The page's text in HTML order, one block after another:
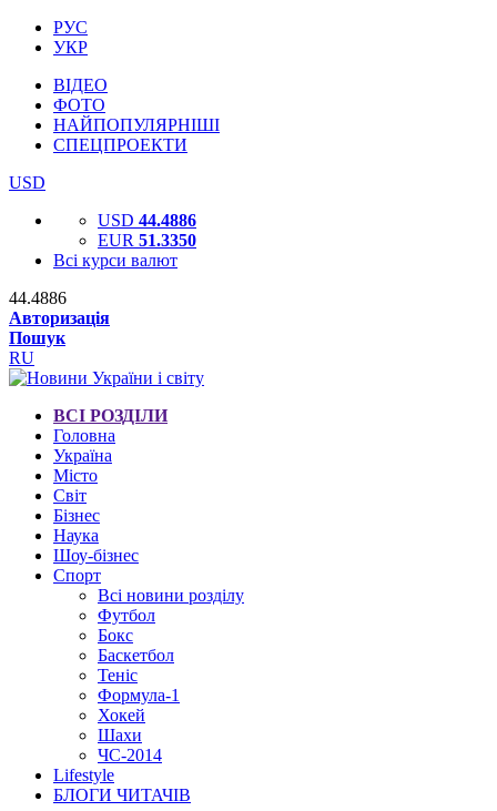
РУС
УКР
ВІДЕО
ФОТО
НАЙПОПУЛЯРНІШІ
СПЕЦПРОЕКТИ
USD
USD 44.4886
EUR 51.3350
Всі курси валют
44.4886
Авторизація
Пошук
RU
ВСІ РОЗДІЛИ
Головна
Україна
Місто
Світ
Бізнес
Наука
Шоу-бізнес
Спорт
Всі новини розділу
Футбол
Бокс
Баскетбол
Теніс
Формула-1
Хокей
Шахи
ЧС-2014
Lifestyle
БЛОГИ ЧИТАЧІВ